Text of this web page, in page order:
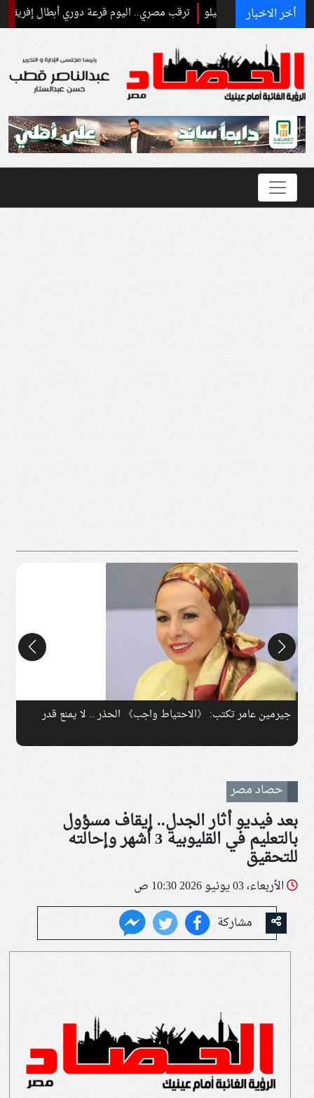
أخر الاخبار ترقب مصري.. اليوم قرعة دوري أبطال إفريقيا
جيرمين عامر تكتب: 《الاحتياط واجب》​​ الحذر .. لا يمنع قدر
حصاد مصر
بعد فيديو أثار الجدل.. إيقاف مسؤول
بالتعليم في القليوبية 3 أشهر وإحالته
للتحقيق
الأربعاء، 03 يونيو 2026 10:30 ص
مشاركة